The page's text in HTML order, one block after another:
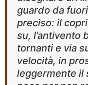
guardo da
preciso: il
su, l’antivento
tornanti e via
velocità, in
leggermente il